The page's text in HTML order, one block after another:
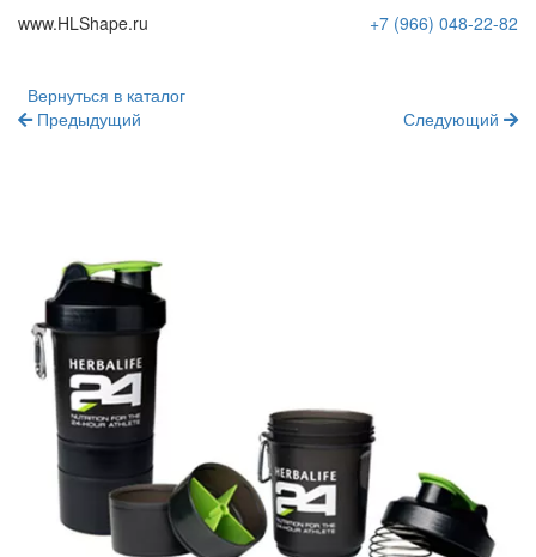
www.HLShape.ru +7 (966) 048-22-82
Вернуться в каталог
Предыдущий
Следующий